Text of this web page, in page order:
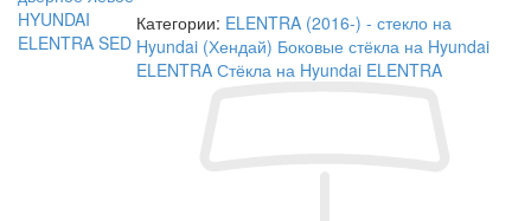
Категории: ELENTRA (2016-) - стекло на
Hyundai (Хендай) Боковые стёкла на Hyundai
ELENTRA Стёкла на Hyundai ELENTRA